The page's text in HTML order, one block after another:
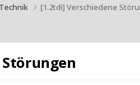
Technik [1.2tdi] Verschiedene